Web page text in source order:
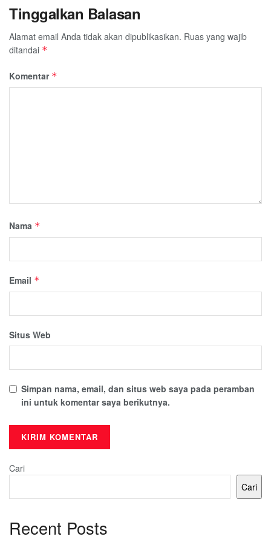
Tinggalkan Balasan
Alamat email Anda tidak akan dipublikasikan. Ruas yang wajib
ditandai *
Komentar *
Nama *
Email *
Situs Web
Simpan nama, email, dan situs web saya pada peramban
ini untuk komentar saya berikutnya.
Cari
Cari
Recent Posts